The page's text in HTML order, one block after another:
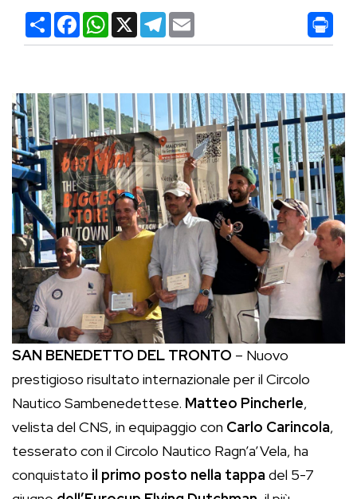
CondividiFacebookWhatsApp
X Telegram
SAN BENEDETTO DEL TRONTO – Nuovo
prestigioso risultato internazionale per il Circolo
Nautico Sambenedettese. Matteo Pincherle,
velista del CNS, in equipaggio con Carlo Carincola,
tesserato con il Circolo Nautico Ragn’a’Vela, ha
conquistato il primo posto nella tappa del 5-7